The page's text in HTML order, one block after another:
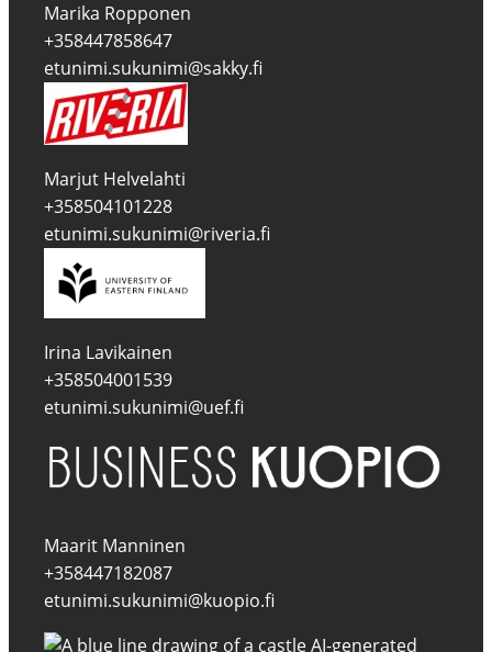
Marika Ropponen
+358447858647
etunimi.sukunimi@sakky.fi
Marjut Helvelahti
+358504101228
etunimi.sukunimi@riveria.fi
Irina Lavikainen
+358504001539
etunimi.sukunimi@uef.fi
Maarit Manninen
+358447182087
etunimi.sukunimi@kuopio.fi